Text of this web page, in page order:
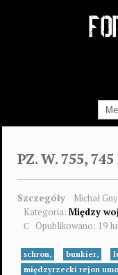
PZ. W. 755,
Szczegóły
Michał
Kategoria: Między
Opublikowano: 19
schron, bunkier,
międzyrzecki rejon